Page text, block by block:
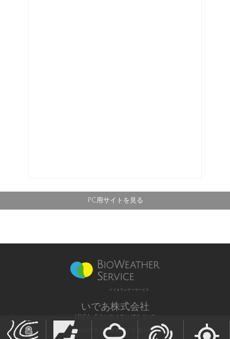
PC用サイトを見る
バイオウェザーサービス
いであ株式会社
IDEA Consultants, Inc.
気象庁長官予報業務許可 第12号
All Rights Reserved,